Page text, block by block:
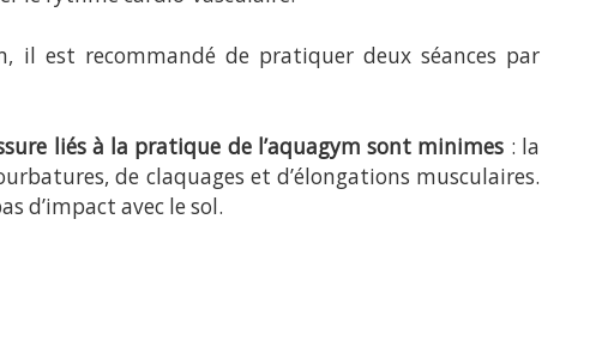
il est recommandé de pratiquer deux séances par
liés à la pratique de l’aquagym sont minimes : la
de claquages et d’élongations musculaires.
d’impact avec le sol.